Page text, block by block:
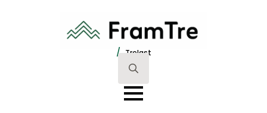
/ Trelast
Search
for: